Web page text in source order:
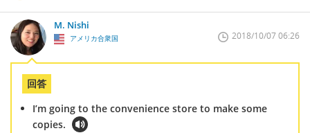
M. Nishi
アメリカ合衆国 2018/10/07 06:26
回答
I’m going to the convenience store to make some
copies.